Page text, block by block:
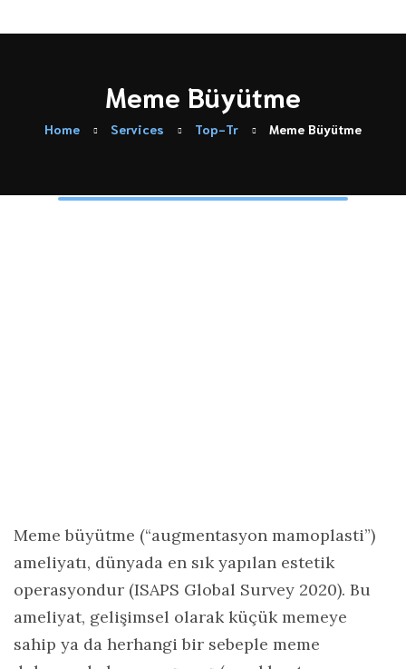
Meme Büyütme
Home Services Top-Tr Meme Büyütme
Meme büyütme (“augmentasyon mamoplasti”)
ameliyatı, dünyada en sık yapılan estetik
operasyondur (ISAPS Global Survey 2020). Bu
ameliyat, gelişimsel olarak küçük memeye
sahip ya da herhangi bir sebeple meme